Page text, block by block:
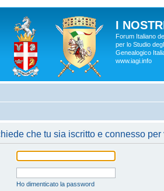
I
Forum Italiano
per lo Studio
Genealogico
www.iagi.info
che tu sia iscritto e connesso
Ho dimenticato la password